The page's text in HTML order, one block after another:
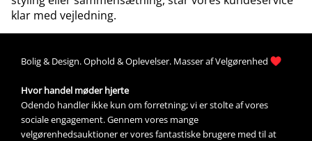
klar med vejledning.
Bolig & Design. Ophold &Oplevelser. Masser af Velgørenhed
Hvor handel møder hjerte
Odendo handler ikke kun om forretning; vi er stolte af vores
sociale engagement. Gennem vores mange
velgørenhedsauktioner er vores fantastiske brugere med til at